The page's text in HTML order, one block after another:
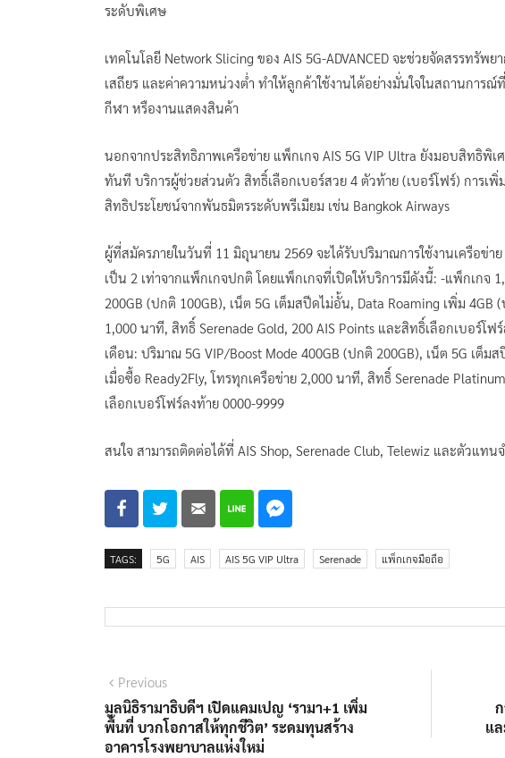
ระดับพิเศษ
เทคโนโลยี Network Slicing ของ AIS 5G-ADVANCED จะช่วยจัดสรรทรัพ
เสถียร และค่าความหน่วงต่ำ ทำให้ลูกค้าใช้งานได้อย่างมั่นใจในสถานการ
กีฬา หรืองานแสดงสินค้า
นอกจากประสิทธิภาพเครือข่าย แพ็กเกจ AIS 5G VIP Ultra ยังมอบสิทธิพิ
ทันที บริการผู้ช่วยส่วนตัว สิทธิ์เลือกเบอร์สวย 4 ตัวท้าย (เบอร์โฟร์) การเพิ่
สิทธิประโยชน์จากพันธมิตรระดับพรีเมียม เช่น Bangkok Airways
ผู้ที่สมัครภายในวันที่ 11 มิถุนายน 2569 จะได้รับปริมาณการใช้งานเครือข่า
เป็น 2 เท่าจากแพ็กเกจปกติ โดยแพ็กเกจที่เปิดให้บริการมีดังนี้: -แพ็กเกจ
200GB (ปกติ 100GB), เน็ต 5G เต็มสปีดไม่อั้น, Data Roaming เพิ่ม 4GB
1,000 นาที, สิทธิ์ Serenade Gold, 200 AIS Points และสิทธิ์เลือกเบอร์โ
เดือน: ปริมาณ 5G VIP/Boost Mode 400GB (ปกติ 200GB), เน็ต 5G เต็ม
เมื่อซื้อ Ready2Fly, โทรทุกเครือข่าย 2,000 นาที, สิทธิ์ Serenade
เลือกเบอร์โฟร์ลงท้าย 0000-9999
สนใจ สามารถติดต่อได้ที่ AIS Shop, Serenade Club, Telewiz และตัวแทน
TAGS: 5G AIS AIS 5G VIP Ultra Serenade แพ็กเกจมือถือ
แนะแนว
เรื่อง
PreviousPrevious
post:
มูลนิธิรามาธิบดีฯ เปิดแคมเปญ ‘รามา+1 เพิ่ม
พื้นที่ บวกโอกาสให้ทุกชีวิต’ ระดมทุนสร้าง
อาคารโรงพยาบาลแห่งใหม่
แ